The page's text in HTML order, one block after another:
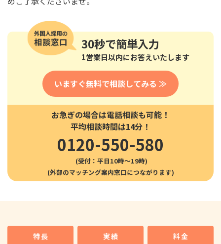
30秒で簡単入力
1営業日以内にお答えいたします
いますぐ無料で相談してみる ≫
お急ぎの場合は電話相談も可能！
平均相談時間は14分！
0120-550-580
(受付：平日10時〜19時)
特長 実績 料金